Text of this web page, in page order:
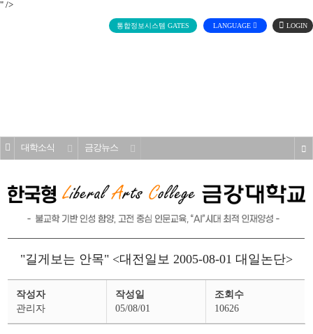
" />
통합정보시스템 GATES LANGUAGE
로
그
대학소식 금강뉴스
상
"길게보는 안목" <대전일보 2005-08-01 대일논단>
작성자
관리자
작성일
05/08/01
조회수
10626